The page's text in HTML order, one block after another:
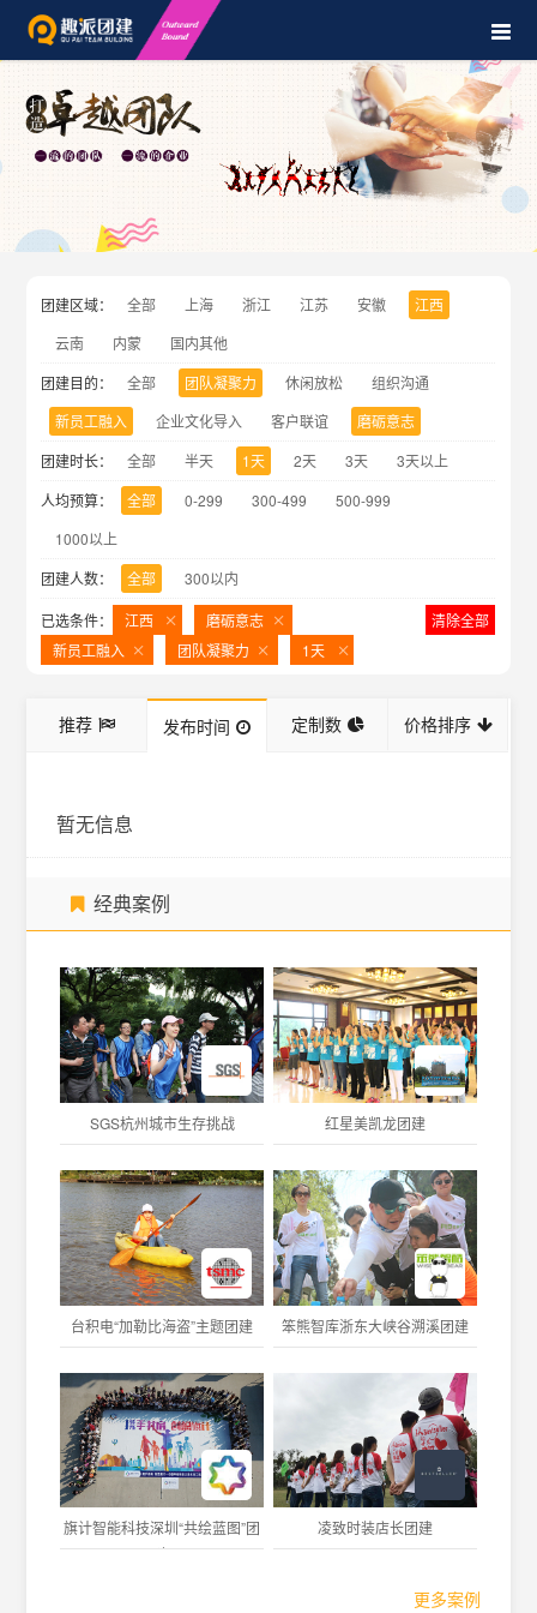
团建区域： 全部 上海 浙江 江苏 安徽
江西
云南
内蒙
国内其他
团建目的：
全部 团队凝聚力 休闲放松
组织沟通
新员工融入
企业文化导入 客户联谊
磨砺意志
团建时长：
全部 半天 1天 2天 3天
3天以上
人均预算：
全部 0-299 300-499
500-999
1000以上
团建人数：
全部 300以内
已选条件： 清除全部
江西
磨砺意志
新员工融入
团队凝聚力 1天
推荐 发布时间 定制数 价格排序
暂无信息
经典案例
SGS杭州城市生存挑战 红星美凯龙团建
台积电“加勒比海盗”主题团建 笨熊智库浙东大峡谷溯溪团建
旗计智能科技深圳“共绘蓝图”团
建
凌致时装店长团建
更多案例